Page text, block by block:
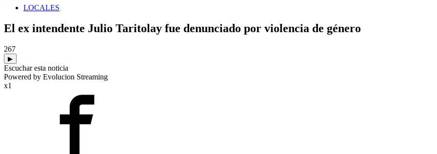
LOCALES
El ex intendente Julio Taritolay fue denunciado por violencia de género
267
▶
Escuchar esta noticia
Powered by Evolucion Streaming
x1